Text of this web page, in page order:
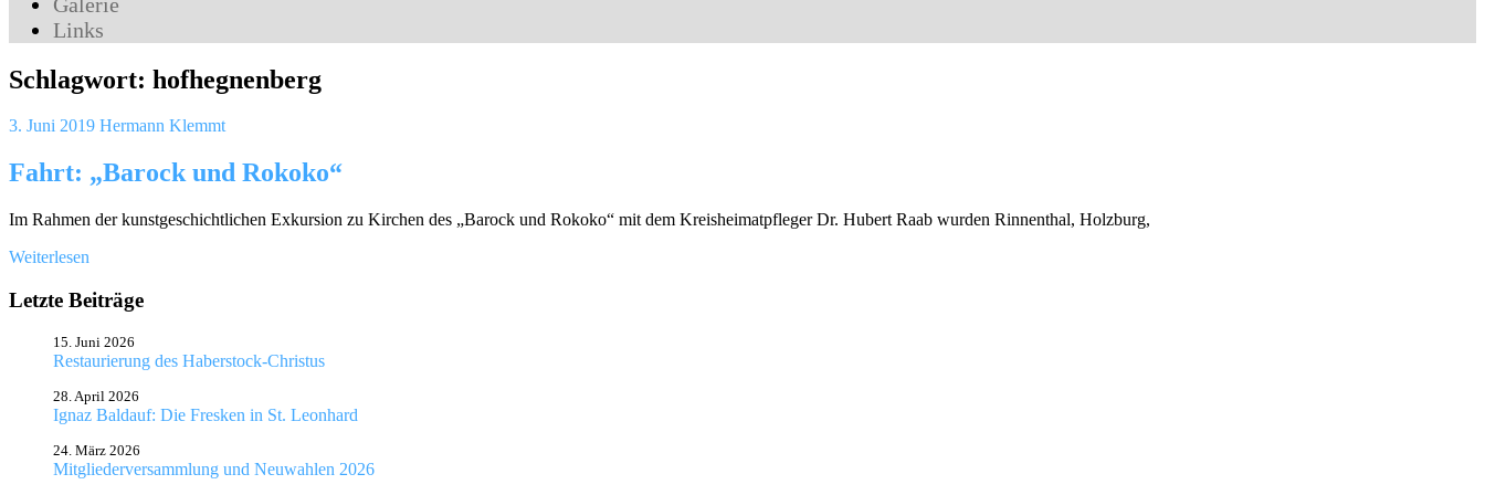
Links
Schlagwort: hofhegnenberg
3. Juni 2019 Hermann Klemmt
Fahrt: „Barock und Rokoko“
Im Rahmen der kunstgeschichtlichen Exkursion zu Kirchen des „Barock und Rokoko“ mit dem Kreisheimatpfleger Dr. Hubert Raab wurden Rinnenthal, Holzburg,
Weiterlesen
Letzte Beiträge
Restaurierung des Haberstock-Christus
15. Juni 2026
Ignaz Baldauf: Die Fresken in St. Leonhard
28. April 2026
Mitgliederversammlung und Neuwahlen 2026
24. März 2026